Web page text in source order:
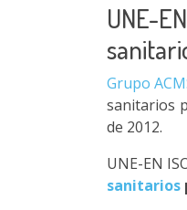
UNE-
Grupo
sanitarios
de 2012.
UNE-EN
sanitarios